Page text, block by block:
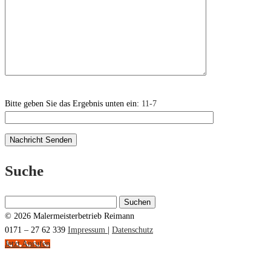
Bitte geben Sie das Ergebnis unten ein: 11-7
Suche
nach:
© 2026 Malermeisterbetrieb Reimann
0171 – 27 62 339 Impressum
Datenschutz
Jetzt Anrufen